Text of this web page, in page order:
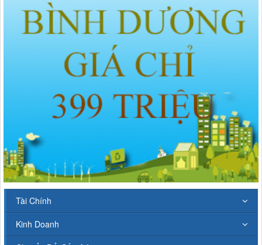
Tài Chính
Kinh Doanh